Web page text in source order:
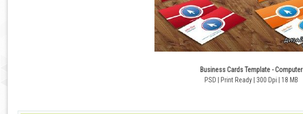
Business Cards Template - Computer
PSD | Print Ready | 300 Dpi | 18 MB